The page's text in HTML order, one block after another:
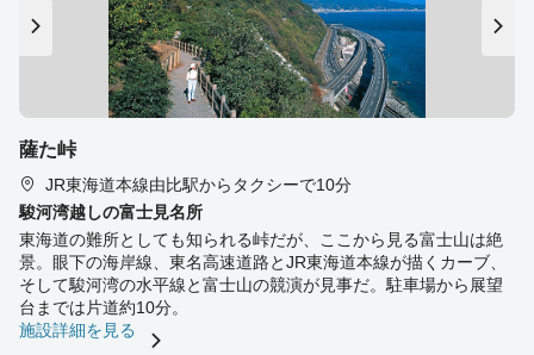
薩た峠
JR東海道本線由比駅からタクシーで10分
駿河湾越しの富士見名所
東海道の難所としても知られる峠だが、ここから見る富士山は絶
景。眼下の海岸線、東名高速道路とJR東海道本線が描くカーブ、
そして駿河湾の水平線と富士山の競演が見事だ。駐車場から展望
台までは片道約10分。
施設詳細を見る